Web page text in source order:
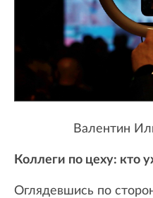
Валентин
Коллеги по цеху: кто
Оглядевшись по